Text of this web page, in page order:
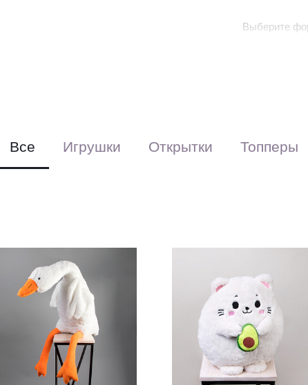
Выберите
Все Игрушки Открытки Топперы